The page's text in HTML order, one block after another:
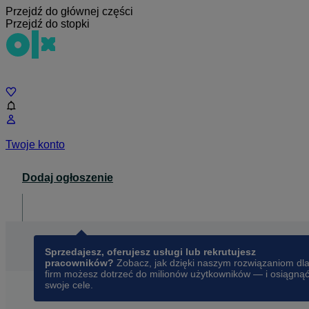
Przejdź do głównej części
Przejdź do stopki
Twoje konto
Dodaj ogłoszenie
Sprzedajesz, oferujesz usługi lub rekrutujesz
pracowników? Zobacz, jak dzięki naszym rozwiązaniom dla
firm możesz dotrzeć do milionów użytkowników — i osiągnąć
swoje cele.